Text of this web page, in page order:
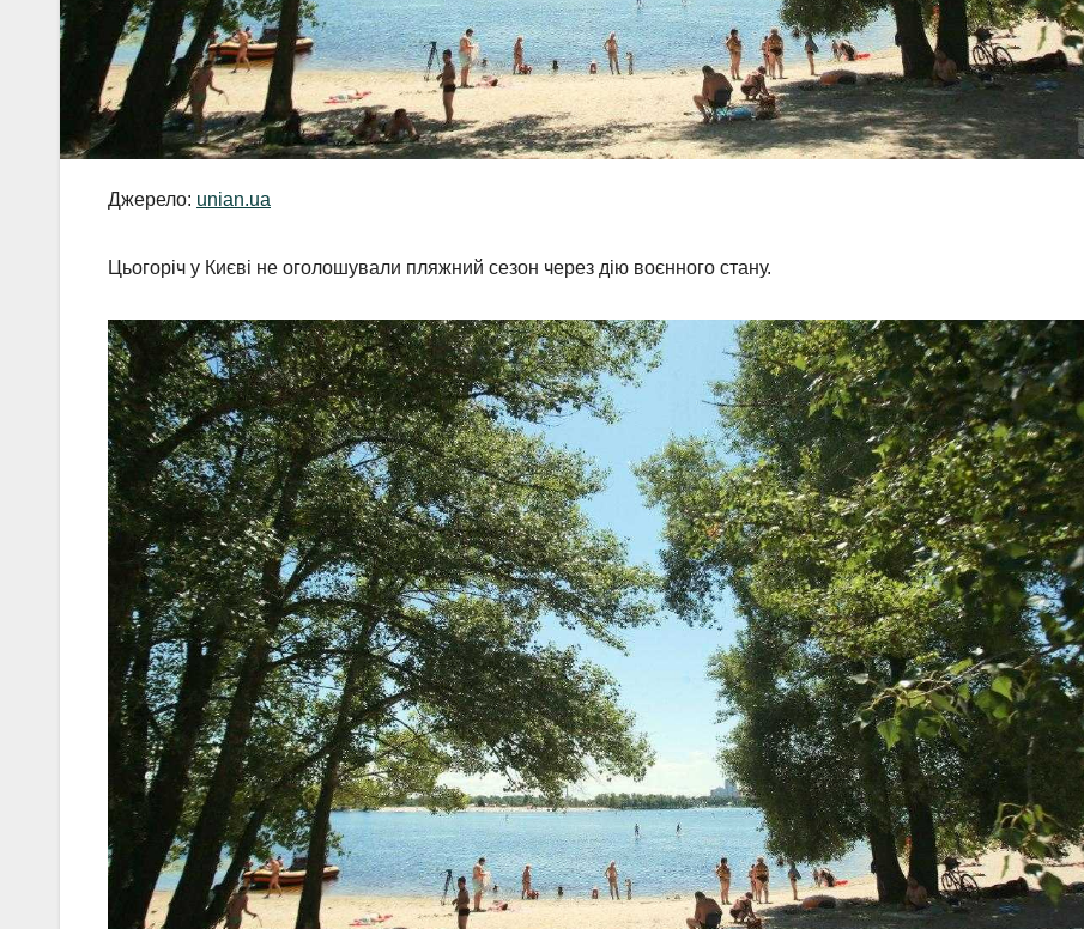
Джерело: unian.ua
Цьогоріч у Києві не оголошували пляжний сезон через дію воєнного стану.